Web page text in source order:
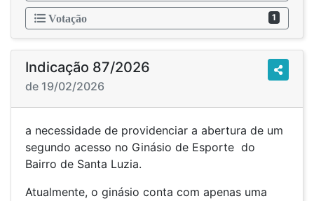
Votação 1
Indicação 87/2026
de 19/02/2026
a necessidade de providenciar a abertura de um
segundo acesso no Ginásio de Esporte do
Bairro de Santa Luzia.
Atualmente, o ginásio conta com apenas uma